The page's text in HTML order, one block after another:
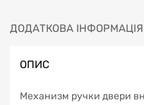
ДОДАТКОВА ІНФОРМАЦІЯ
ОПИС
Механизм ручки двери